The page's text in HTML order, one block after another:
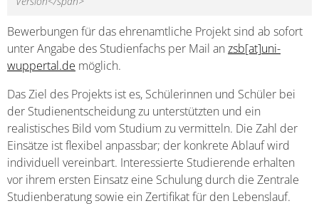
Bewerbungen für das ehrenamtliche Projekt sind ab sofort
unter Angabe des Studienfachs per Mail an zsb[at]uni-
wuppertal.de möglich.
Das Ziel des Projekts ist es, Schülerinnen und Schüler bei
der Studienentscheidung zu unterstützten und ein
realistisches Bild vom Studium zu vermitteln. Die Zahl der
Einsätze ist flexibel anpassbar; der konkrete Ablauf wird
individuell vereinbart. Interessierte Studierende erhalten
vor ihrem ersten Einsatz eine Schulung durch die Zentrale
Studienberatung sowie ein Zertifikat für den Lebenslauf.